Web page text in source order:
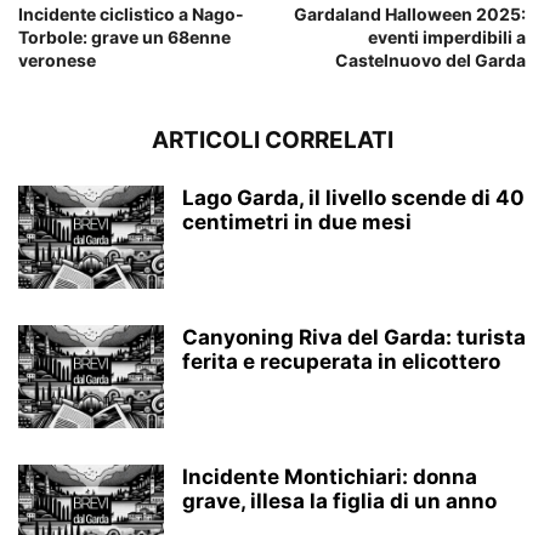
Incidente ciclistico a Nago-
Torbole: grave un 68enne
veronese
Gardaland Halloween 2025:
eventi imperdibili a
Castelnuovo del Garda
ARTICOLI CORRELATI
Lago Garda, il livello scende di 40
centimetri in due mesi
Canyoning Riva del Garda: turista
ferita e recuperata in elicottero
Incidente Montichiari: donna
grave, illesa la figlia di un anno